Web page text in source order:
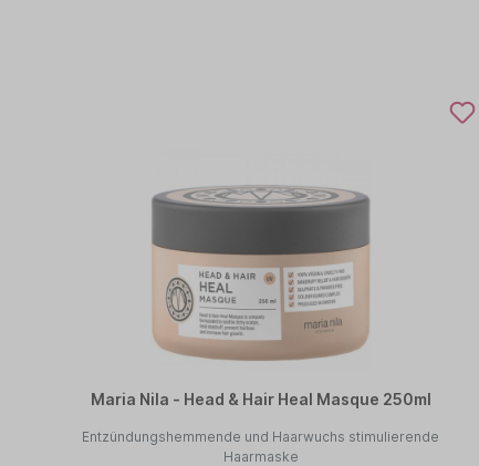
Maria Nila - Head & Hair Heal Masque 250ml
Entzündungshemmende und Haarwuchs stimulierende
Haarmaske